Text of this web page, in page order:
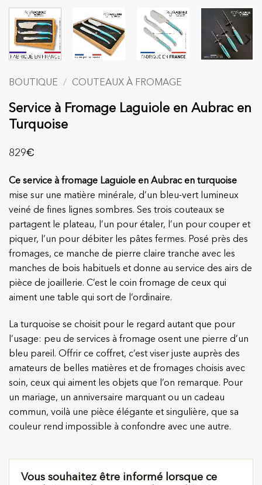
BOUTIQUE / COUTEAUX À FROMAGE
Service à Fromage Laguiole en Aubrac en
Turquoise
829€
Ce service à fromage Laguiole en Aubrac en turquoise
mise sur une matière minérale, d’un bleu-vert lumineux
veiné de fines lignes sombres. Ses trois couteaux se
partagent le plateau, l’un pour étaler, l’un pour couper et
piquer, l’un pour débiter les pâtes fermes. Posé près des
fromages, ce manche de pierre claire tranche avec les
manches de bois habituels et donne au service des airs de
pièce de joaillerie. C’est le coin fromage de ceux qui
aiment une table qui sort de l’ordinaire.
La turquoise se choisit pour le regard autant que pour
l’usage: peu de services à fromage osent une pierre d’un
bleu pareil. Offrir ce coffret, c’est viser juste auprès des
amateurs de belles matières et de fromages choisis avec
soin, ceux qui aiment les objets que l’on remarque. Pour
un mariage, un anniversaire marquant ou un cadeau
commun, voilà une pièce élégante et singulière, que sa
couleur rend impossible à confondre avec une autre.
Vous souhaitez être informé lorsque ce